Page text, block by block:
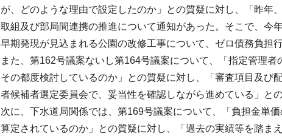
が、どのような理由で設定したのか」との質疑に対し、「昨年
取組及び部局間連携の推進について通知があった。そこで、今
早期発現が見込まれる公園の改修工事について、ゼロ債務負担
また、第162号議案ないし第164号議案について、「指定管理
その都度検討しているのか」との質疑に対し、「審査項目及び
者候補者選定委員会で、妥当性を確認しながら進めている」と
次に、下水道局関係では、第169号議案について、「負担金単
算定されているのか」との質疑に対し、「過去の実績等を踏ま